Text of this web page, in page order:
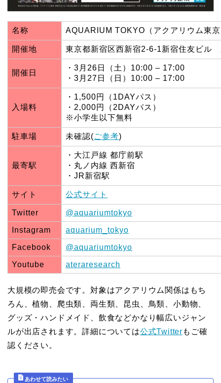
名称 AQUARIUM TOKYO（アクアリウム東
開催地 東京都新宿区西新宿2-6-1新宿住友ビル
開催日
・3月26日（土）10:00 – 17:00
・3月27日（日）10:00 – 17:00
入場料
・1,500円（1DAYパス）
・2,000円（2DAYパス）
※小学生以下無料
駐車場 未確認(ご参考)
最寄駅
・大江戸線 都庁前駅
・丸ノ内線 西新宿
・JR新宿駅
サイト 公式サイト
Twitter @aquariumtokyo
Instagram aquarium_tokyo
Facebook @aquariumtokyo
Youtube ateraresearch
大規模の即売会です。対象はアクアリウム関係はもち
ろん、植物、爬虫類、両生類、昆虫、鳥類、小動物、
グッズ・ハンドメイド、飲食などかなり幅広いジャン
ルが出店されます。詳細については公式Twitter もご確
認ください。